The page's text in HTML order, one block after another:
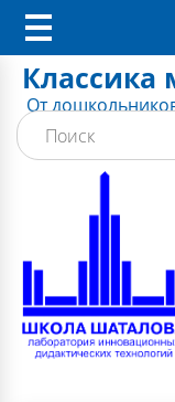
Классика
От